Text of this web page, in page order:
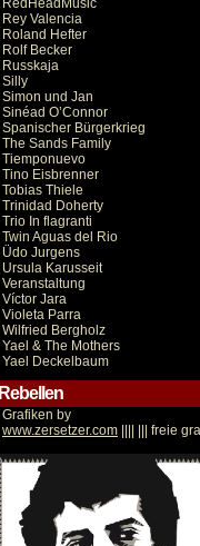
RedHeadMusic
Rey Valencia
Roland Hefter
Rolf Becker
Russkaja
Silly
Simon und Jan
Sinéad O’Connor
Spanischer Bürgerkrieg
The Sands Family
Tiemponuevo
Tino Eisbrenner
Tobias Thiele
Trinidad Doherty
Trio In flagranti
Twin Aguas del Rio
Üdo Jurgens
Ursula Karusseit
Veranstaltung
Víctor Jara
Violeta Parra
Wilfried Bergholz
Yael & The Mothers
Yael Deckelbaum
Rebellen
Grafiken by
www.zersetzer.com |||| ||| freie